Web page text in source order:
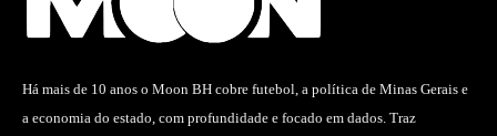
Há mais de 10 anos o Moon BH cobre futebol, a política de Minas Gerais e
a economia do estado, com profundidade e focado em dados. Traz